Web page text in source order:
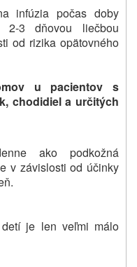
infúzia počas doby
2-3 dňovou liečbou
od rizika opätovného
u pacientov s
chodidiel a určitých
ako podkožná
v závislosti od účinky
je len veľmi málo